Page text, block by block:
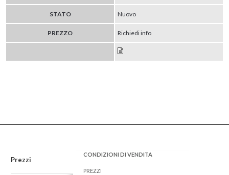
STATO Nuovo
PREZZO Richiedi info
Prezzi
CONDIZIONI DI VENDITA
PREZZI